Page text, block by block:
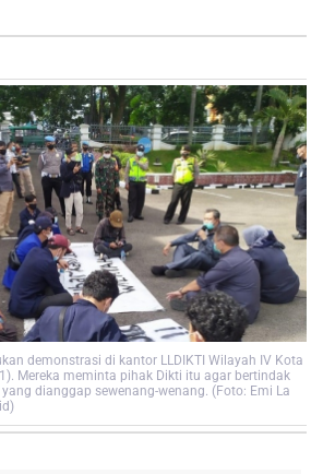
demonstrasi di kantor LLDIKTI Wilayah IV Kota
Mereka meminta pihak Dikti itu agar bertindak
dianggap sewenang-wenang. (Foto: Emi La